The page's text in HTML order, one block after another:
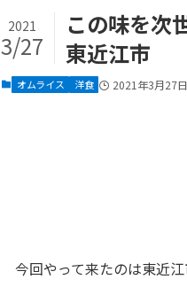
この味を次
東近江市
2021
3/27
オムライス 洋食 2021年3月27日
今回やって来たのは東近